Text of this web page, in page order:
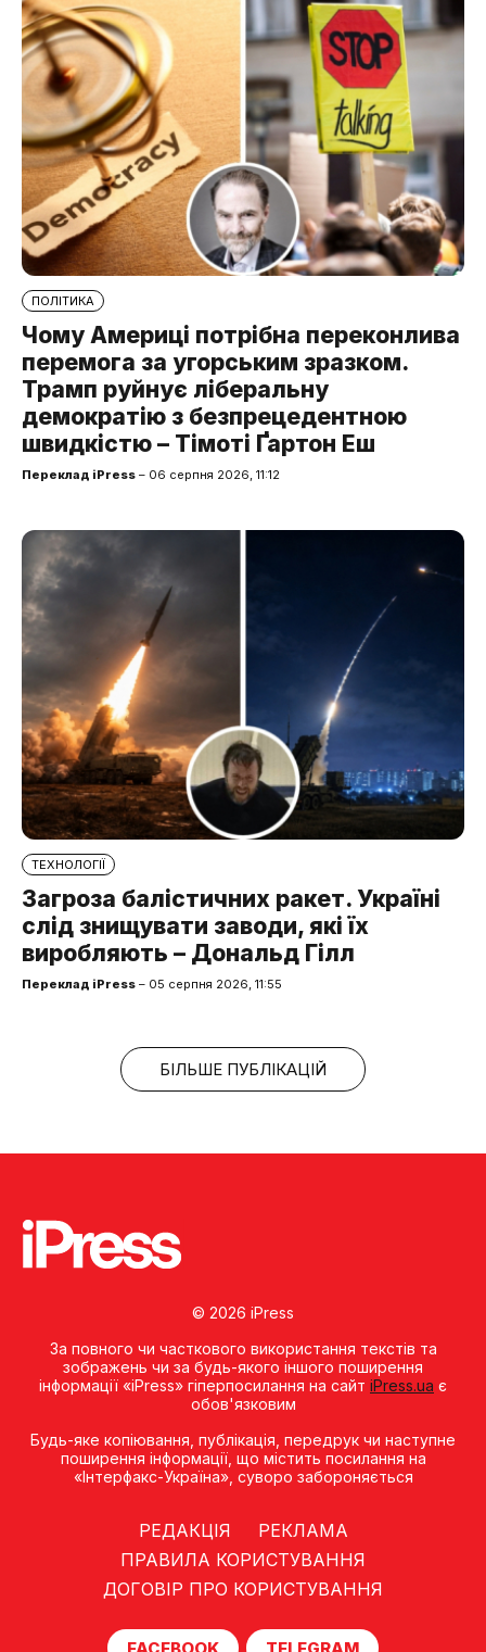
ПОЛІТИКА
Чому Америці потрібна переконлива
перемога за угорським зразком.
Трамп руйнує ліберальну
демократію з безпрецедентною
швидкістю – Тімоті Ґартон Еш
Переклад iPress – 06 серпня 2026, 11:12
ТЕХНОЛОГІЇ
Загроза балістичних ракет. Україні
слід знищувати заводи, які їх
виробляють – Дональд Гілл
Переклад iPress – 05 серпня 2026, 11:55
БІЛЬШЕ ПУБЛІКАЦІЙ
© 2026 iPress
За повного чи часткового використання текстів та
зображень чи за будь-якого іншого поширення
інформації «iPress» гіперпосилання на сайт iPress.ua є
обов'язковим
Будь-яке копiювання, публiкацiя, передрук чи наступне
поширення iнформацiї, що мiстить посилання на
«Iнтерфакс-Україна», суворо забороняється
РЕДАКЦІЯ
РЕКЛАМА
ПРАВИЛА КОРИСТУВАННЯ
ДОГОВІР ПРО КОРИСТУВАННЯ